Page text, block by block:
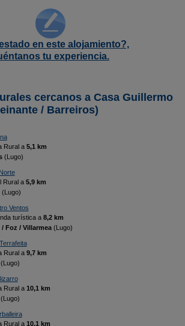
en este alojamiento?,
tu experiencia.
cercanos a Casa Guillermo
/ Barreiros)
Rural a 5,1 km
(Lugo)
Rural a 5,9 km
(Lugo)
Ventos
turística a 8,2 km
Foz / Villarmea(Lugo)
Rural a 9,7 km
Rural a 10,1 km
Rural a 10,1 km